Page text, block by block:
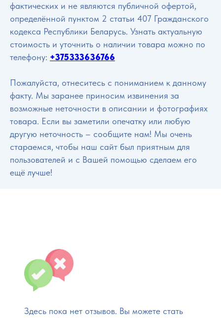
фактических и не являются публичной офертой,
определённой пунктом 2 статьи 407 Гражданского
кодекса Республики Беларусь. Узнать актуальную
стоимость и уточнить о наличии товара можно по
телефону: +375333636766
Пожалуйста, отнеситесь с пониманием к данному
факту. Мы заранее приносим извинения за
возможные неточности в описании и фотографиях
товара. Если вы заметили опечатку или любую
другую неточность – сообщите нам! Мы очень
стараемся, чтобы наш сайт был приятным для
пользователей и с Вашей помощью сделаем его
ещё лучше!
Здесь пока нет отзывов. Вы можете стать